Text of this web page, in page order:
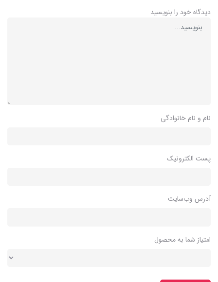
دیدگاه خود را بنویسید
نام و نام خانوادگی
پست الکترونیک
آدرس وب‌سایت
امتیاز شما به محصول